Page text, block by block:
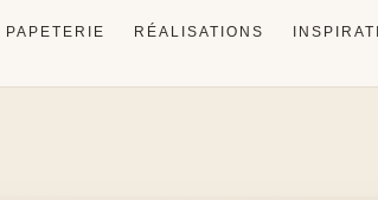
PAPETERIE RÉALISATIONS